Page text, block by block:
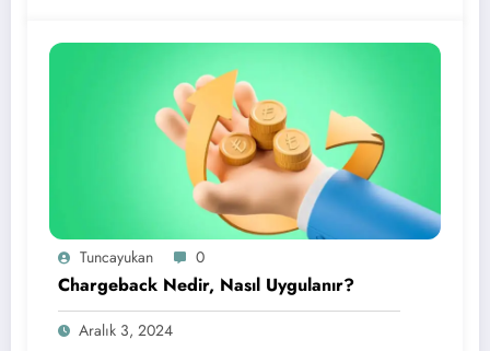
Tuncayukan 0
Chargeback Nedir, Nasıl Uygulanır?
Aralık 3, 2024